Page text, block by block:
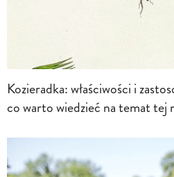
Kozieradka: właściwości i
co warto wiedzieć na temat tej